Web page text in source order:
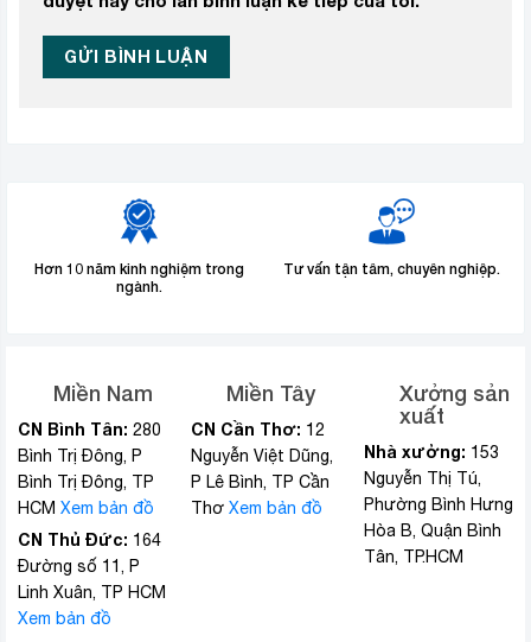
Hơn 10 năm kinh nghiệm trong
ngành.
Tư vấn tận tâm, chuyên nghiệp.
Miền Nam
CN Bình Tân: 280
Bình Trị Đông, P
Bình Trị Đông, TP
HCM Xem bản đồ
CN Thủ Đức: 164
Đường số 11, P
Linh Xuân, TP HCM
Xem bản đồ
Miền Tây
CN Cần Thơ: 12
Nguyễn Việt Dũng,
P Lê Bình, TP Cần
Thơ Xem bản đồ
Xưởng sản
xuất
Nhà xưởng: 153
Nguyễn Thị Tú,
Phường Bình Hưng
Hòa B, Quận Bình
Tân, TP.HCM